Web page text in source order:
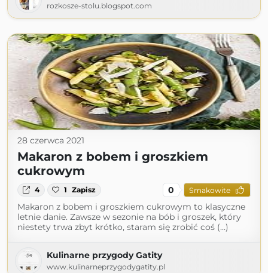
rozkosze-stolu.blogspot.com
28 czerwca 2021
Makaron z bobem i groszkiem
cukrowym
4 1 Zapisz 0 Smakowite
Makaron z bobem i groszkiem cukrowym to klasyczne
letnie danie. Zawsze w sezonie na bób i groszek, który
niestety trwa zbyt krótko, staram się zrobić coś (...)
Kulinarne przygody Gatity
www.kulinarneprzygodygatity.pl